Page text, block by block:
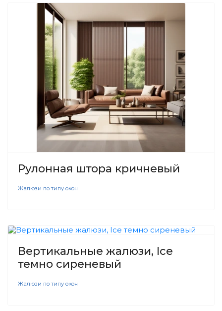
Рулонная штора кричневый
Жалюзи по типу окон
Вертикальные жалюзи, Ice
темно сиреневый
Жалюзи по типу окон